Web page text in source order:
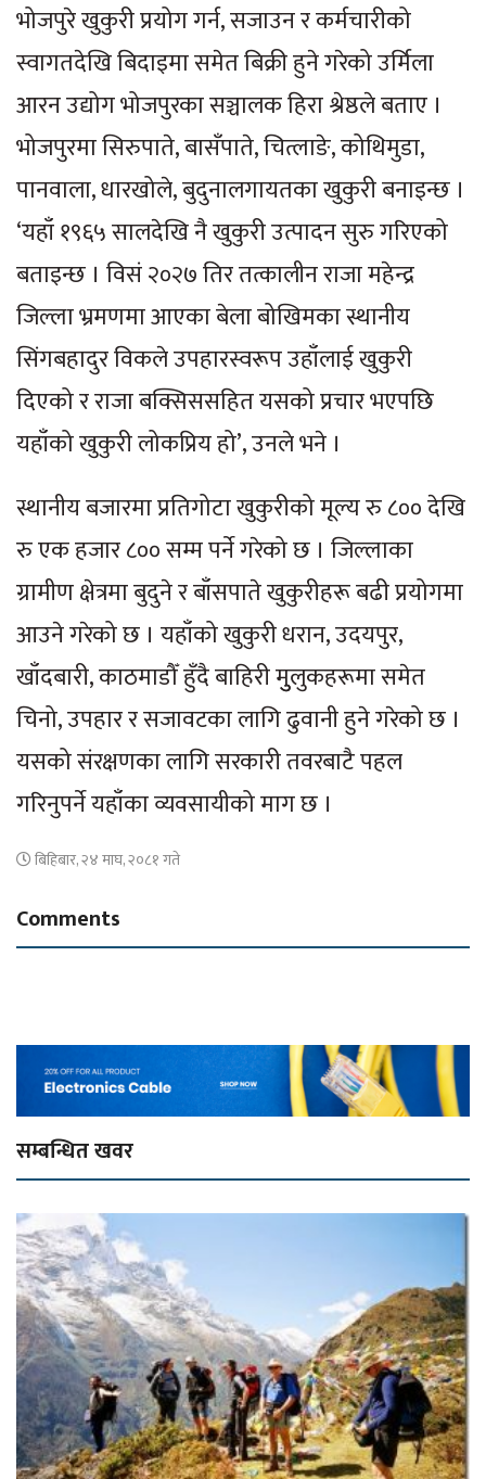
भोजपुरे खुकुरी प्रयोग गर्न, सजाउन र कर्मचारीको
स्वागतदेखि बिदाइमा समेत बिक्री हुने गरेको उर्मिला
आरन उद्योग भोजपुरका सञ्चालक हिरा श्रेष्ठले बताए ।
भोजपुरमा सिरुपाते, बासँपाते, चित्लाङे, कोथिमुडा,
पानवाला, धारखोले, बुदुनालगायतका खुकुरी बनाइन्छ ।
‘यहाँ १९६५ सालदेखि नै खुकुरी उत्पादन सुरु गरिएको
बताइन्छ । विसं २०२७ तिर तत्कालीन राजा महेन्द्र
जिल्ला भ्रमणमा आएका बेला बोखिमका स्थानीय
सिंगबहादुर विकले उपहारस्वरूप उहाँलाई खुकुरी
दिएको र राजा बक्सिससहित यसको प्रचार भएपछि
यहाँको खुकुरी लोकप्रिय हो’, उनले भने ।
स्थानीय बजारमा प्रतिगोटा खुकुरीको मूल्य रु ८०० देखि
रु एक हजार ८०० सम्म पर्ने गरेको छ । जिल्लाका
ग्रामीण क्षेत्रमा बुदुने र बाँसपाते खुकुरीहरू बढी प्रयोगमा
आउने गरेको छ । यहाँको खुकुरी धरान, उदयपुर,
खाँदबारी, काठमाडौँ हुँदै बाहिरी मुुलुकहरूमा समेत
चिनो, उपहार र सजावटका लागि ढुवानी हुने गरेको छ ।
यसको संरक्षणका लागि सरकारी तवरबाटै पहल
गरिनुपर्ने यहाँका व्यवसायीको माग छ ।
बिहिबार, २४ माघ, २०८१ गते
Comments
सम्बन्धित खवर